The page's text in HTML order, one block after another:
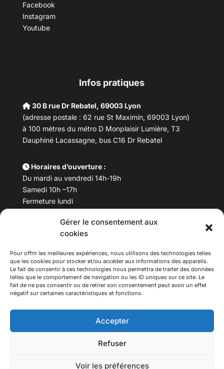
Gérer le consentement aux
cookies
Pour offrir les meilleures expériences, nous utilisons des technologies telles
que les cookies pour stocker et/ou accéder aux informations des appareils.
Le fait de consentir à ces technologies nous permettra de traiter des données
telles que le comportement de navigation ou les ID uniques sur ce site. Le
fait de ne pas consentir ou de retirer son consentement peut avoir un effet
négatif sur certaines caractéristiques et fonctions.
Accepter
Refuser
Voir les préférences
Facebook
Instagram
Youtube
Infos pratiques
30 B rue Dr Rebatel, 69003 Lyon
(adresse postale : 62 rue St Maximin, 69003 Lyon)
à 100 mètres du métro D Monplaisir Lumière, T3
Dauphiné Lacassagne, bus C16 Dr Rebatel
Horaires d’ouverture :
Du mardi au vendredi 14h-19h
Samedi 10h –17h
Fermeture lundi
Téléphone : 04 78 53 06 40
maisondesculturesasiatiques@asiexpo.com